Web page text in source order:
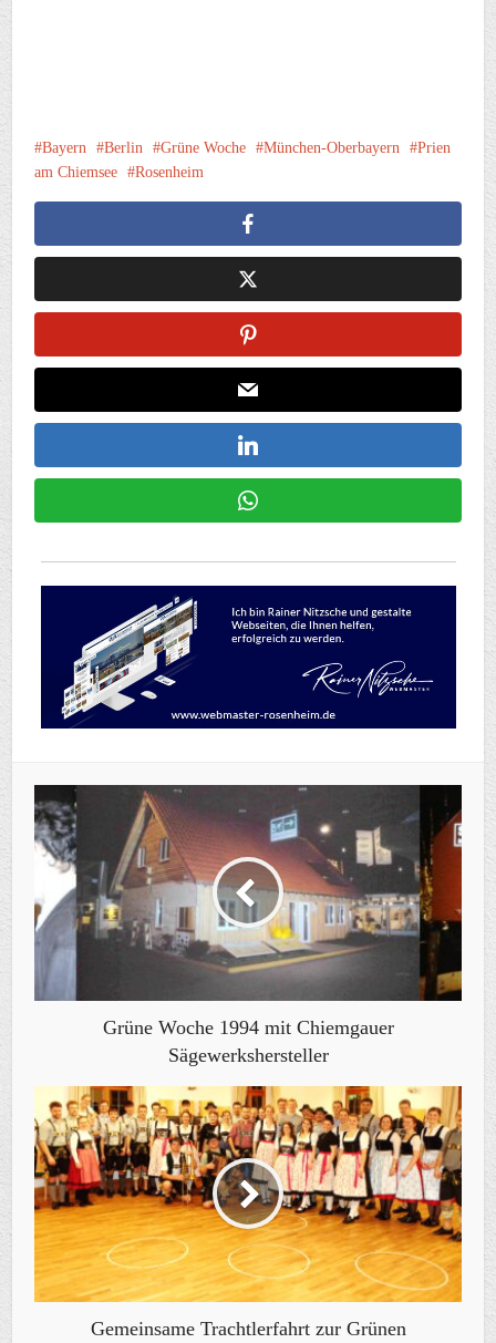
Bayern Berlin Grüne Woche München-Oberbayern
Prien
am Chiemsee
Rosenheim
Grüne Woche 1994 mit Chiemgauer
Sägewerkshersteller
Gemeinsame Trachtlerfahrt zur Grünen